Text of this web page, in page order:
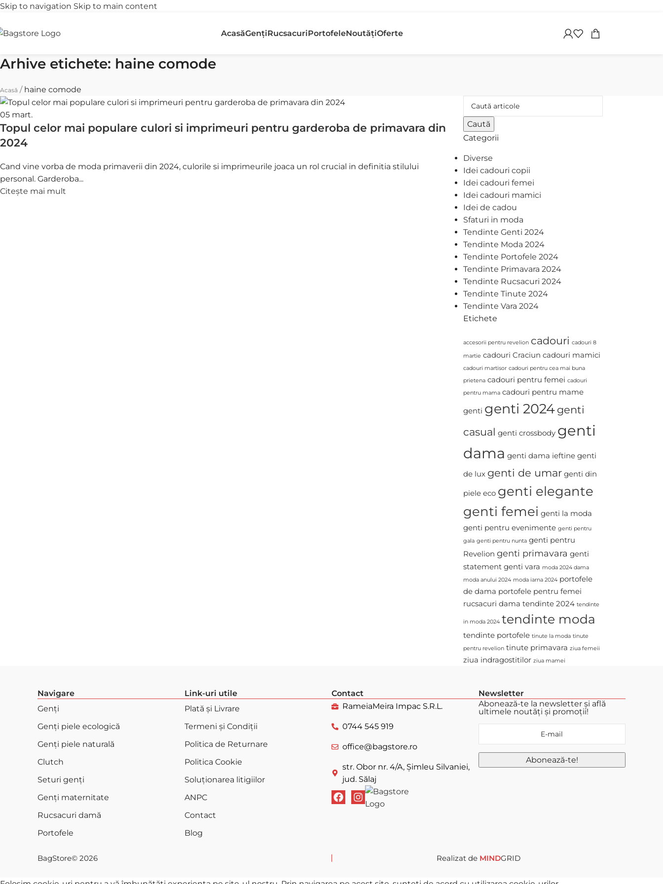
Skip to navigation Skip to main content
peste 250 lei
în 30 de zile
AcasăGențiRucsacuriPortofeleNoutățiOferte
Arhive etichete: haine comode
Acasă / haine comode
05 mart.
Topul celor mai populare culori si imprimeuri pentru garderoba de primavara din
2024
Cand vine vorba de moda primaverii din 2024, culorile si imprimeurile joaca un rol crucial in definitia stilului
personal. Garderoba...
Citește mai mult
Caută
Categorii
Diverse
Idei cadouri copii
Idei cadouri femei
Idei cadouri mamici
Idei de cadou
Sfaturi in moda
Tendinte Genti 2024
Tendinte Moda 2024
Tendinte Portofele 2024
Tendinte Primavara 2024
Tendinte Rucsacuri 2024
Tendinte Tinute 2024
Tendinte Vara 2024
Etichete
accesorii pentru revelion cadouri cadouri 8
martie cadouri Craciun cadouri mamici
cadouri martisor cadouri pentru cea mai buna
prietena cadouri pentru femei cadouri
pentru mama cadouri pentru mame
genti genti 2024 genti
casual genti crossbody genti
dama genti dama ieftine genti
de lux genti de umar genti din
piele eco genti elegante
genti femei genti la moda
genti pentru evenimente genti pentru
gala genti pentru nunta genti pentru
Revelion genti primavara genti
statement genti vara moda 2024 dama
moda anului 2024 moda iarna 2024 portofele
de dama portofele pentru femei
rucsacuri dama tendinte 2024 tendinte
in moda 2024 tendinte moda
tendinte portofele tinute la moda tinute
pentru revelion tinute primavara ziua femeii
ziua indragostitilor ziua mamei
Navigare
Genți
Genți piele ecologică
Genți piele naturală
Clutch
Seturi genți
Genți maternitate
Rucsacuri damă
Portofele
Link-uri utile
Plată și Livrare
Termeni și Condiții
Politica de Returnare
Politica Cookie
Soluționarea litigiilor
ANPC
Contact
Blog
Contact
RameiaMeira Impac S.R.L.
0744 545 919
office@bagstore.ro
str. Obor nr. 4/A, Șimleu Silvaniei,
jud. Sălaj
Newsletter
Abonează-te la newsletter și află
ultimele noutăți și promoții!
BagStore© 2026 Realizat de MINDGRID